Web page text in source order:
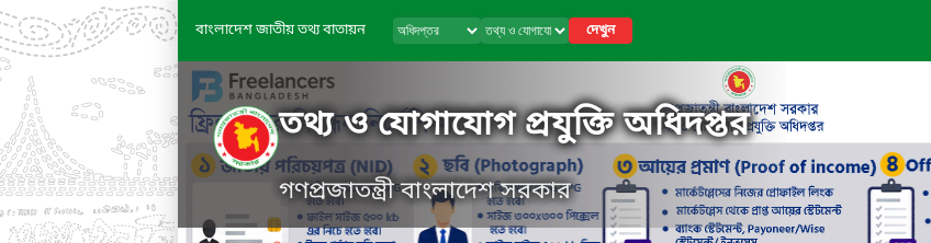
বাংলাদেশ জাতীয় তথ্য বাতায়ন দেখুন
তথ্য ও যোগাযোগ প্রযুক্তি অধিদপ্তর
গণপ্রজাতন্ত্রী বাংলাদেশ সরকার